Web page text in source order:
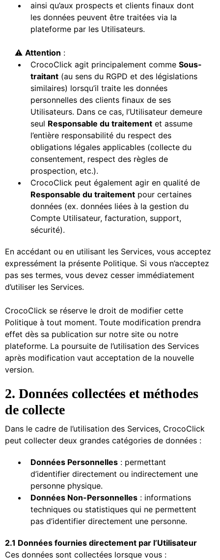
ainsi qu’aux prospects et clients finaux dont
les données peuvent être traitées via la
plateforme par les Utilisateurs.
⚠️ Attention :
CrocoClick agit principalement comme Sous-
traitant (au sens du RGPD et des législations
similaires) lorsqu’il traite les données
personnelles des clients finaux de ses
Utilisateurs. Dans ce cas, l’Utilisateur demeure
seul Responsable du traitement et assume
l’entière responsabilité du respect des
obligations légales applicables (collecte du
consentement, respect des règles de
prospection, etc.).
CrocoClick peut également agir en qualité de
Responsable du traitement pour certaines
données (ex. données liées à la gestion du
Compte Utilisateur, facturation, support,
sécurité).
En accédant ou en utilisant les Services, vous acceptez
expressément la présente Politique. Si vous n’acceptez
pas ses termes, vous devez cesser immédiatement
d’utiliser les Services.
CrocoClick se réserve le droit de modifier cette
Politique à tout moment. Toute modification prendra
effet dès sa publication sur notre site ou notre
plateforme. La poursuite de l’utilisation des Services
après modification vaut acceptation de la nouvelle
version.
2. Données collectées et méthodes
de collecte
Dans le cadre de l’utilisation des Services, CrocoClick
peut collecter deux grandes catégories de données :
Données Personnelles : permettant
d’identifier directement ou indirectement une
personne physique.
Données Non-Personnelles : informations
techniques ou statistiques qui ne permettent
pas d’identifier directement une personne.
2.1 Données fournies directement par l’Utilisateur
Ces données sont collectées lorsque vous :